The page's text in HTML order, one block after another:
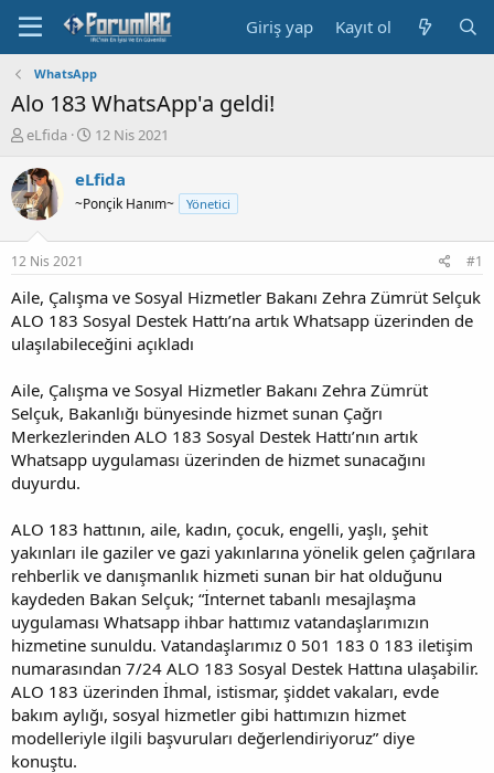
Giriş yap Kayıt ol
WhatsApp
Alo 183 WhatsApp'a geldi!
K
n
b
u
u
b
a
l
a
a
n
eLfida
B
ş
a
ç
a
r
h
i
12 Nis 2021
eLfida
~Ponçik Hanım~ Yönetici
12 Nis 2021 #1
Aile, Çalışma ve Sosyal Hizmetler Bakanı Zehra Zümrüt Selçuk
ALO 183 Sosyal Destek Hattı’na artık Whatsapp üzerinden de
ulaşılabileceğini açıkladı
Aile, Çalışma ve Sosyal Hizmetler Bakanı Zehra Zümrüt
Selçuk, Bakanlığı bünyesinde hizmet sunan Çağrı
Merkezlerinden ALO 183 Sosyal Destek Hattı’nın artık
Whatsapp uygulaması üzerinden de hizmet sunacağını
duyurdu.
ALO 183 hattının, aile, kadın, çocuk, engelli, yaşlı, şehit
yakınları ile gaziler ve gazi yakınlarına yönelik gelen çağrılara
rehberlik ve danışmanlık hizmeti sunan bir hat olduğunu
kaydeden Bakan Selçuk; “İnternet tabanlı mesajlaşma
uygulaması Whatsapp ihbar hattımız vatandaşlarımızın
hizmetine sunuldu. Vatandaşlarımız 0 501 183 0 183 iletişim
numarasından 7/24 ALO 183 Sosyal Destek Hattına ulaşabilir.
ALO 183 üzerinden İhmal, istismar, şiddet vakaları, evde
bakım aylığı, sosyal hizmetler gibi hattımızın hizmet
modelleriyle ilgili başvuruları değerlendiriyoruz” diye
konuştu.